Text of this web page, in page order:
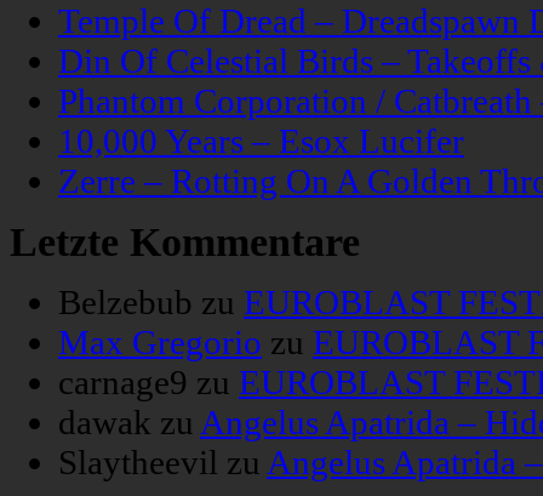
Temple Of Dread – Dreadspawn
Din Of Celestial Birds –
Phantom Corporation /
10,000 Years – Esox Lucifer
Zerre – Rotting On A Golden
Letzte Kommentare
Belzebub zu EUROBLAST
Max Gregorio zu EUROBLAST
carnage9 zu EUROBLAST
dawak zu Angelus Apatrida –
Slaytheevil zu Angelus Apatrida